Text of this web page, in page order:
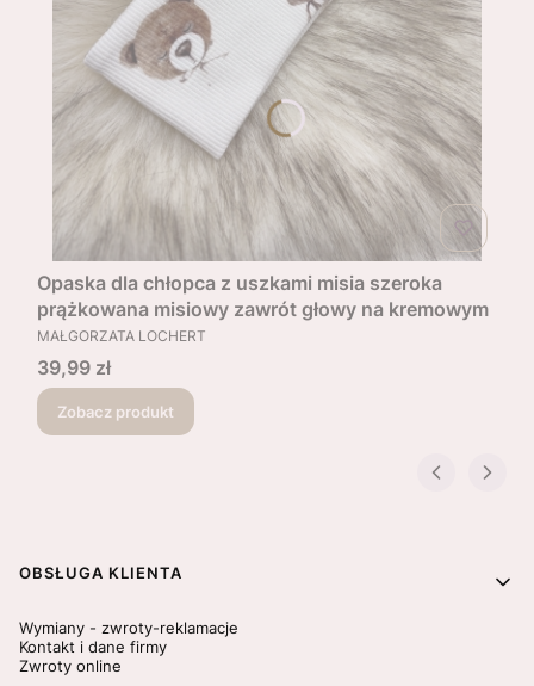
Opaska dla chłopca z uszkami misia szeroka
prążkowana misiowy zawrót głowy na kremowym
PRODUCENT
MAŁGORZATA LOCHERT
Cena
39,99 zł
Zobacz produkt
Linki w stopce
OBSŁUGA KLIENTA
Wymiany - zwroty-reklamacje
Kontakt i dane firmy
Zwroty online